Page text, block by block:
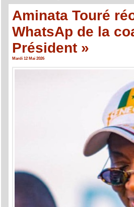
Aminata Touré
WhatsAp de la
Président »
Mardi 12 Mai 2026